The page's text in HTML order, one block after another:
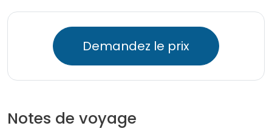
Demandez le prix
Notes de voyage